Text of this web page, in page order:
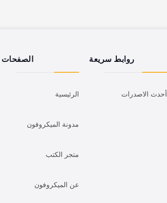
روابط سريعة
أحدث الاصدرات
الصفحات
الرئيسية
مدونة الميكروفون
متجر الكتب
عن الميكروفون